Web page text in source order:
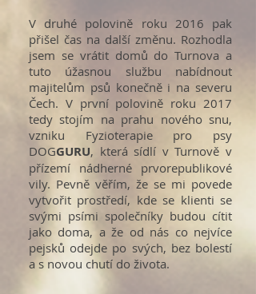
V druhé polovině roku 2016 pak
přišel čas na další změnu. Rozhodla
jsem se vrátit domů do Turnova a
tuto úžasnou službu nabídnout
majitelům psů konečně i na severu
Čech. V první polovině roku 2017
tedy stojím na prahu nového snu,
vzniku Fyzioterapie pro psy
DOGGURU, která sídlí v Turnově v
přízemí nádherné prvorepublikové
vily. Pevně věřím, že se mi povede
vytvořit prostředí, kde se klienti se
svými psími společníky budou cítit
jako doma, a že od nás co nejvíce
pejsků odejde po svých, bez bolestí
a s novou chutí do života.